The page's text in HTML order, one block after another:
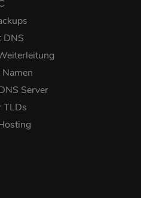
DNS
Server
TLDs